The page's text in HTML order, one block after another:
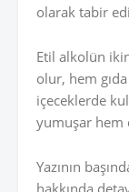
olarak tabir
Etil alkolün
olur, hem
içeceklerde
yumuşar hem
Yazının
hakkında